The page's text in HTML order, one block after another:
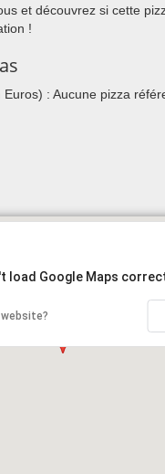
et découvrez si cette
!
: Aucune pizza
load Google Maps